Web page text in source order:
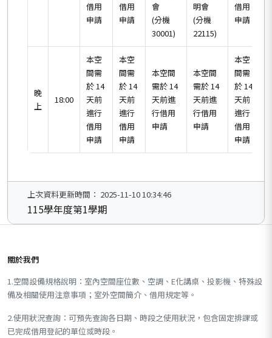
借用
申請
借用
申請
會
(分機
30001)
明會
(分機
22115)
借用
申請
晚
上
18:00
本空
間需
於 14
天前
進行
借用
申請
本空
間需
於 14
天前
進行
借用
申請
本空間
需於 14
天前進
行借用
申請
本空間
需於 14
天前進
行借用
申請
本空
間需
於 14
天前
進行
借用
申請
上次資料更新時間： 2025-11-10 10:34:46
115學年度第1學期
關於我們
1.空間設備規格說明：室內空間座位數、空調、E化講桌、投影機、特殊設
備及相關使用注意事項；室外空間簡介、借用規定等。
2.使用狀況查詢：可預先查詢各日期、時段之使用狀況，包含固定排課或
已完成借用登記的單位或時段。